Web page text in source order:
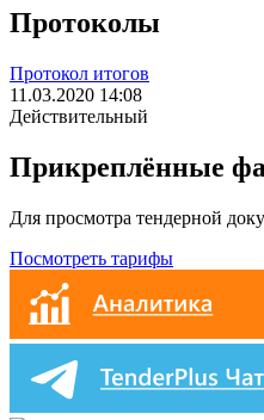
Протоколы
Протокол итогов
11.03.2020 14:08
Действительный
Прикреплённые
Для просмотра тендерной
Посмотреть тарифы